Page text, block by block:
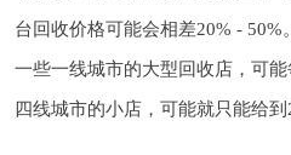
台回收价格可能会相差20% -
一些一线城市的大型回收店，可
四线城市的小店，可能就只能给到